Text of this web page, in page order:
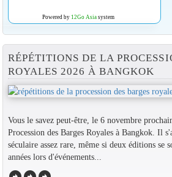
Powered by 12Go Asiasystem
RÉPÉTITIONS DE LA
ROYALES 2026 À BANGKOK
Vous le savez peut-être, le 6 novembre
Procession des Barges Royales à Bangkok. Il
séculaire assez rare, même si deux éditions se
années lors d'événements...